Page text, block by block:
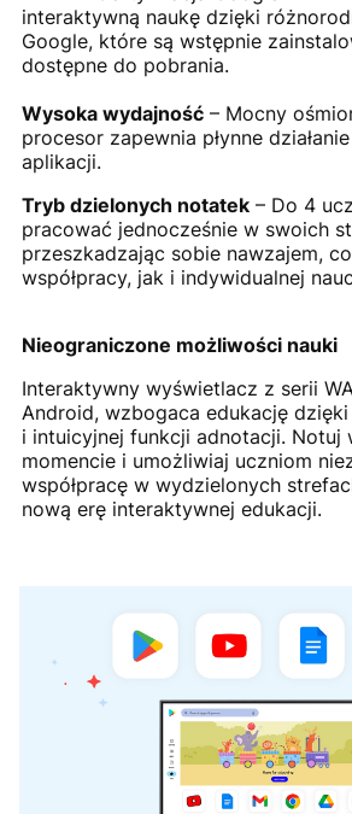
interaktywną naukę dzięki
Google, które są wstępnie
dostępne do pobrania.
Wysoka wydajność – Mocny
procesor zapewnia płynne
aplikacji.
Tryb dzielonych notatek – Do 4
pracować jednocześnie w swoich
przeszkadzając sobie nawzajem,
współpracy, jak i indywidualnej
Nieograniczone możliwości nauki
Interaktywny wyświetlacz z serii
Android, wzbogaca edukację dzięki
i intuicyjnej funkcji adnotacji. Notuj
momencie i umożliwiaj uczniom
współpracę w wydzielonych
nową erę interaktywnej edukacji.